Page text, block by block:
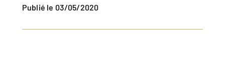
Publié le 03/05/2020